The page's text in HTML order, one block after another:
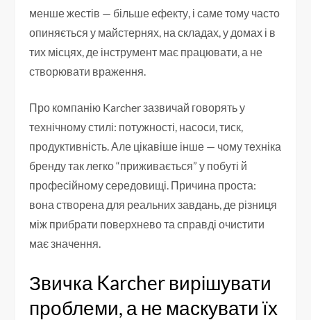
менше жестів — більше ефекту, і саме тому часто
опиняється у майстернях, на складах, у домах і в
тих місцях, де інструмент має працювати, а не
створювати враження.
Про компанію Karcher зазвичай говорять у
технічному стилі: потужності, насоси, тиск,
продуктивність. Але цікавіше інше — чому техніка
бренду так легко “приживається” у побуті й
професійному середовищі. Причина проста:
вона створена для реальних завдань, де різниця
між прибрати поверхнево та справді очистити
має значення.
Звичка Karcher вирішувати
проблеми, а не маскувати їх